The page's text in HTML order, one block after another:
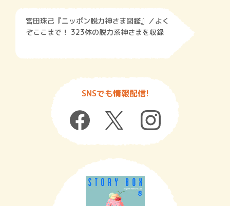
宮田珠己『ニッポン脱力神さま図鑑』／よく
ぞここまで！ 323体の脱力系神さまを収録
SNSでも情報配信!